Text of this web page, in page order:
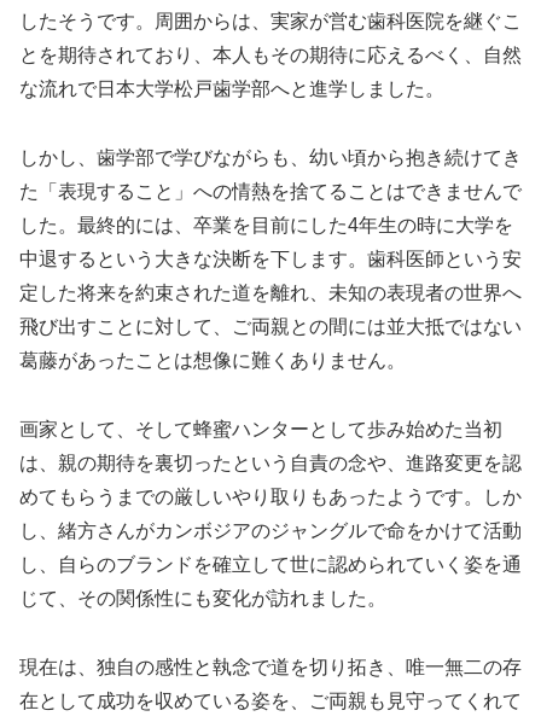
したそうです。周囲からは、実家が営む歯科医院を継ぐこ
とを期待されており、本人もその期待に応えるべく、自然
な流れで日本大学松戸歯学部へと進学しました。
しかし、歯学部で学びながらも、幼い頃から抱き続けてき
た「表現すること」への情熱を捨てることはできませんで
した。最終的には、卒業を目前にした4年生の時に大学を
中退するという大きな決断を下します。歯科医師という安
定した将来を約束された道を離れ、未知の表現者の世界へ
飛び出すことに対して、ご両親との間には並大抵ではない
葛藤があったことは想像に難くありません。
画家として、そして蜂蜜ハンターとして歩み始めた当初
は、親の期待を裏切ったという自責の念や、進路変更を認
めてもらうまでの厳しいやり取りもあったようです。しか
し、緒方さんがカンボジアのジャングルで命をかけて活動
し、自らのブランドを確立して世に認められていく姿を通
じて、その関係性にも変化が訪れました。
現在は、独自の感性と執念で道を切り拓き、唯一無二の存
在として成功を収めている姿を、ご両親も見守ってくれて